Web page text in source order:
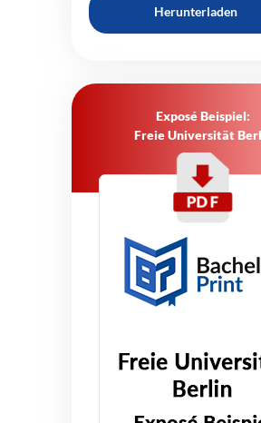
Herunterladen
Exposé Beispiel:
Freie Universität